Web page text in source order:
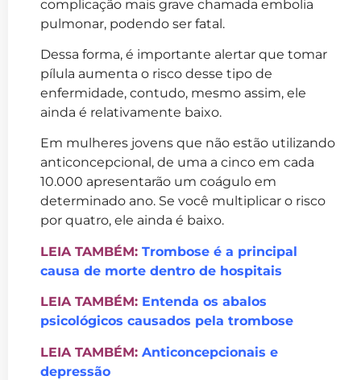
complicação mais grave chamada embolia
pulmonar, podendo ser fatal.
Dessa forma, é importante alertar que tomar
pílula aumenta o risco desse tipo de
enfermidade, contudo, mesmo assim, ele
ainda é relativamente baixo.
Em mulheres jovens que não estão utilizando
anticoncepcional, de uma a cinco em cada
10.000 apresentarão um coágulo em
determinado ano. Se você multiplicar o risco
por quatro, ele ainda é baixo.
LEIA TAMBÉM: Trombose é a principal
causa de morte dentro de hospitais
LEIA TAMBÉM: Entenda os abalos
psicológicos causados pela trombose
LEIA TAMBÉM: Anticoncepcionais e
depressão